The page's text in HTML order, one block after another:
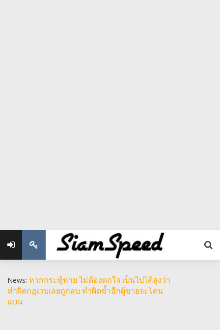
News: หากกระทู้หาย ไม่ต้องตกใจ เป็นไปได้สูงว่า
ทำผิดกฎเวบเลยถูกลบ ทำผิดซ้ำอีกผู้ขายจะโดน
แบน